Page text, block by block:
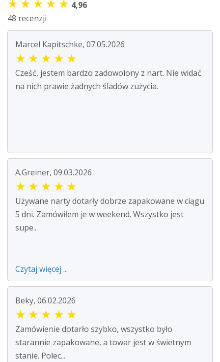
★ ★ ★ ★ ★ 4,96
48 recenzji
Marcel Kapitschke, 07.05.2026
★ ★ ★ ★ ★
Cześć, jestem bardzo zadowolony z nart. Nie widać
na nich prawie żadnych śladów zużycia.
A.Greiner, 09.03.2026
★ ★ ★ ★ ★
Używane narty dotarły dobrze zapakowane w ciągu
5 dni. Zamówiłem je w weekend. Wszystko jest
supe...
Czytaj więcej ...
Beky, 06.02.2026
★ ★ ★ ★ ★
Zamówienie dotarło szybko, wszystko było
starannie zapakowane, a towar jest w świetnym
stanie. Polec...